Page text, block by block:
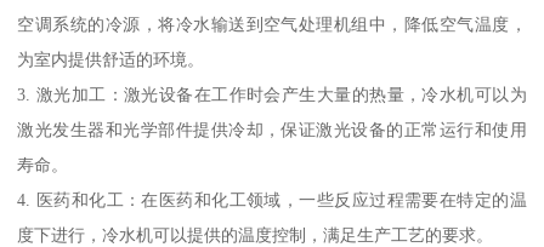
空调系统的冷源，将冷水输送到空气处理机组中，降低空气温度，
为室内提供舒适的环境。
3. 激光加工：激光设备在工作时会产生大量的热量，冷水机可以为
激光发生器和光学部件提供冷却，保证激光设备的正常运行和使用
寿命。
4. 医药和化工：在医药和化工领域，一些反应过程需要在特定的温
度下进行，冷水机可以提供的温度控制，满足生产工艺的要求。